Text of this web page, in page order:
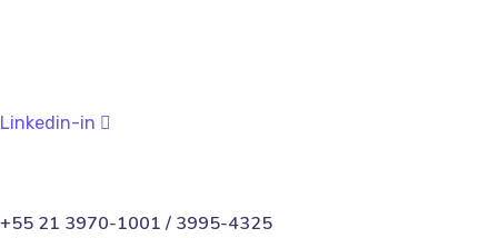
Linkedin-in
+55 21 3970-1001 / 3995-4325